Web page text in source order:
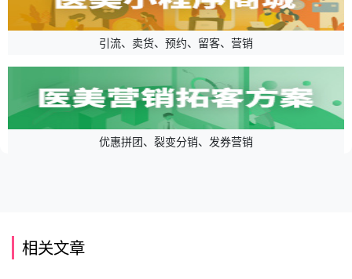
引流、卖货、预约、留客、营销
优惠拼团、裂变分销、发券营销
相关文章